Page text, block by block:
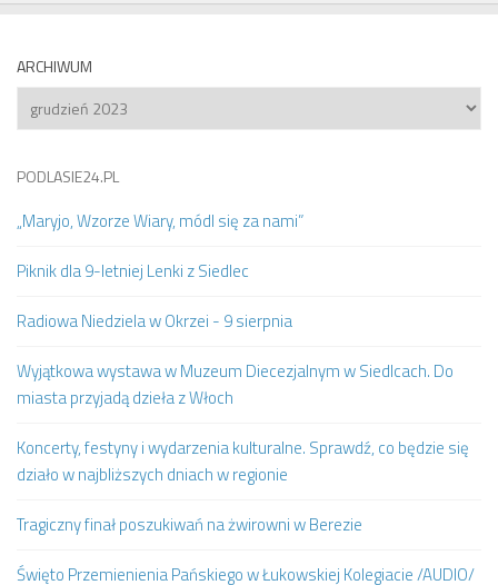
ARCHIWUM
Archiwum
PODLASIE24.PL
„Maryjo, Wzorze Wiary, módl się za nami”
Piknik dla 9-letniej Lenki z Siedlec
Radiowa Niedziela w Okrzei - 9 sierpnia
Wyjątkowa wystawa w Muzeum Diecezjalnym w Siedlcach. Do
miasta przyjadą dzieła z Włoch
Koncerty, festyny i wydarzenia kulturalne. Sprawdź, co będzie się
działo w najbliższych dniach w regionie
Tragiczny finał poszukiwań na żwirowni w Berezie
Święto Przemienienia Pańskiego w Łukowskiej Kolegiacie /AUDIO/